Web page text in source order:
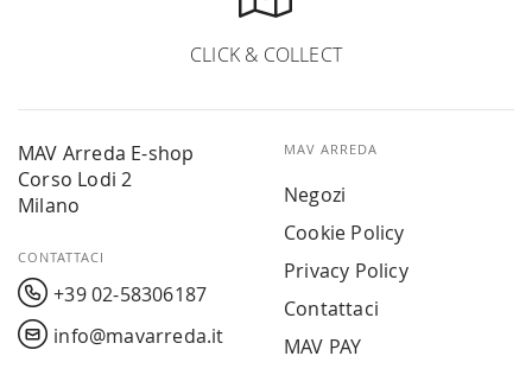
CLICK & COLLECT
MAV Arreda E-shop
Corso Lodi 2
Milano
CONTATTACI
+39 02-58306187
info@mavarreda.it
MAV ARREDA
Negozi
Cookie Policy
Privacy Policy
Contattaci
MAV PAY